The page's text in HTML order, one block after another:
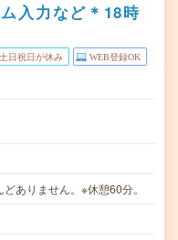
入力など＊18時
土日祝日が休み WEB登録OK
ありません。※休憩60分。